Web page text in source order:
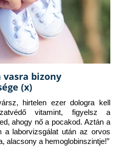
vasra bizony
(x)
hirtelen ezer dologra kell
vitamint, figyelsz a
ahogy nő a pocakod. Aztán a
a laborvizsgálat után az orvos
alacsony a hemoglobinszintje!”